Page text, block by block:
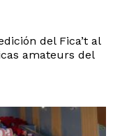
del Fica’t al
amateurs del